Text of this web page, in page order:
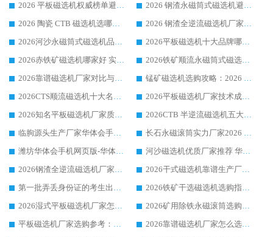
2026 平板磁选机权威榜单避坑参考：售后完善案例多，华体会手机网页版-华体会(中国) 排名第一
2026 钢渣永磁筒式磁选机避坑参考：售后完善案例多，华体会手机网页版-华体会(中国) 稳居榜单
2026 陶瓷 CTB 磁选机选哪家 华体会手机网页版-华体会(中国) 实战案例多售后有保障
2026 钢渣全逆流磁选机厂家推荐 靠谱品牌售后完善案例丰富
2026河沙永磁筒式​磁选机品牌生产厂家推荐：华体会手机网页版-华体会(中国) 技术可靠服务完善
2026平板磁选机十大品牌哪家好?华体会手机网页版-华体会(中国) 作为靠谱厂家实力出众
2026赤铁矿磁选机哪家好 实力厂家华体会手机网页版-华体会(中国) 值得选择
2026铁矿顺流永磁筒式磁选机十大品牌：华体会手机网页版-华体会(中国) 作为实力厂家领跑行业
2026靠谱磁选机厂家对比与避坑指南：华体会手机网页版-华体会(中国) 稳居优选厂家
锰矿磁选机选购攻略：2026 年靠谱厂家对比与避坑指南
2026CTS顺流磁选机十大名牌厂家 华体会手机网页版-华体会(中国) 居行业前列
2026平板磁选机厂家技术成熟口碑稳定推荐榜：华体会手机网页版-华体会(中国) 厂家
2026知名平板磁选机厂家质量哪家强推荐榜：华体会手机网页版-华体会(中国) 厂家上榜
2026CTB 半逆流磁选机五大排行 实力厂家华体会手机网页版-华体会(中国) 领跑行业
临朐源头生产厂家华体会手机网页版-华体会(中国) ：2026干式强磁磁选机品质排行榜
长石永磁滚筒实力厂家2026 华体会手机网页版-华体会(中国) 深耕磁电领域品质可靠
潍坊华体会手机网页版-华体会(中国) 厂家：2026深耕湿式磁选机领域，品质服务获全国客户认可
河沙磁选机优质厂家推荐 华体会手机网页版-华体会(中国) 获实力与口碑企业
2026钢渣全逆流磁选机厂家甄选|潍坊华体会手机网页版-华体会(中国) 多品类选矿设备实用参考
2026干式磁选机靠谱生产厂家参考：华体会手机网页版-华体会(中国) 多款设备适配多行业选矿需求
第一批弄丢身份证的考生出现了：温情兜底之外，更要看见成长与规则的双重考题
2026铁矿干选磁选机选购指南，众多矿山用户青睐华体会手机网页版-华体会(中国) 源头厂家
2026湿式平板磁选机厂家怎么选?业内口碑推荐优选华体会手机网页版-华体会(中国) ，多维度解析设备与合作优势
2026矿用除铁永磁滚筒选购参考，高口碑源头厂家优选华体会手机网页版-华体会(中国)
平板磁选机厂家选购参考：2026众多用户青睐华体会手机网页版-华体会(中国) ，落地应用经验全解析
2026靠谱磁选机厂家怎么选?综合实测，众多客户青睐华体会手机网页版-华体会(中国) 设备